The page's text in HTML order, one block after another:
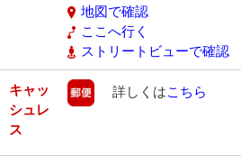
地図で確認
ここへ行く
ストリートビューで確認
キャッ
シュレ
ス
郵便
詳しくはこちら